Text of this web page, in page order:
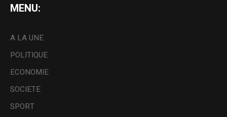
MENU:
A LA UNE
POLITIQUE
ECONOMIE
SOCIETE
SPORT